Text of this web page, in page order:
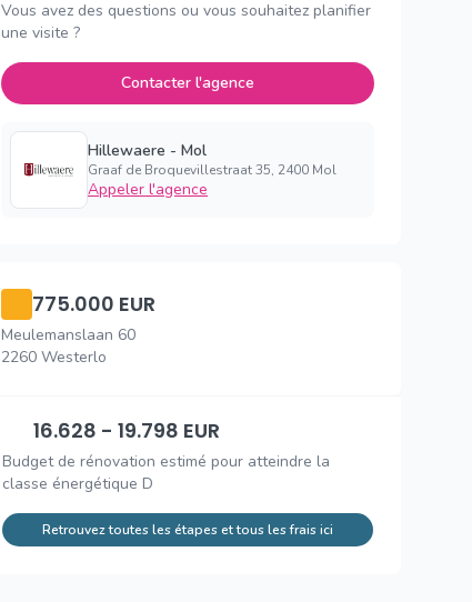
Vous avez des questions ou vous souhaitez planifier
une visite ?
Contacter l'agence
Hillewaere - Mol
Graaf de Broquevillestraat 35, 2400 Mol
Appeler l'agence
775.000 EUR
Meulemanslaan 60
2260 Westerlo
16.628 - 19.798 EUR
Budget de rénovation estimé pour atteindre la
classe énergétique D
Retrouvez toutes les étapes et tous les frais ici